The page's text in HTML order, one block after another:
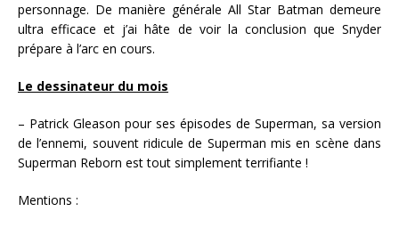
personnage. De manière générale All Star Batman demeure
ultra efficace et j’ai hâte de voir la conclusion que Snyder
prépare à l’arc en cours.
Le dessinateur du mois
– Patrick Gleason pour ses épisodes de Superman, sa version
de l’ennemi, souvent ridicule de Superman mis en scène dans
Superman Reborn est tout simplement terrifiante !
Mentions :